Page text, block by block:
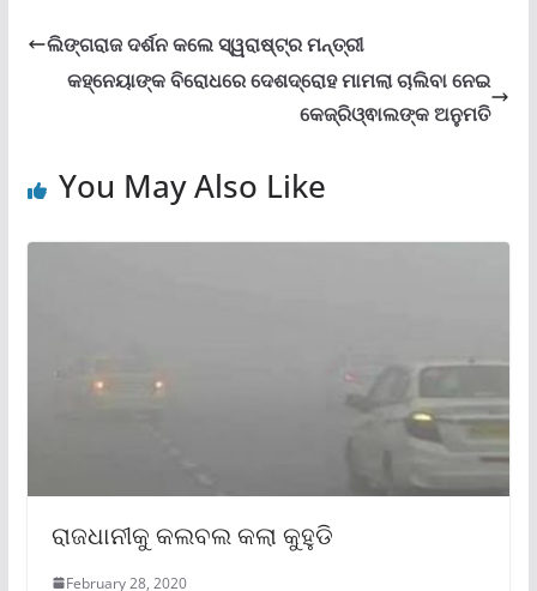
ଲିଙ୍ଗରାଜ ଦର୍ଶନ କଲେ ସ୍ୱରାଷ୍ଟ୍ର ମନ୍ତ୍ରୀ
କହ୍ନେୟାଙ୍କ ବିରୋଧରେ ଦେଶଦ୍ରୋହ ମାମଲା ଚାଲିବା ନେଇ
କେଜ୍ରିଓ୍ଵାଲଙ୍କ ଅନୁମତି
You May Also Like
ରାଜଧାନୀକୁ କଲବଲ କଲା କୁହୁଡି
February 28, 2020